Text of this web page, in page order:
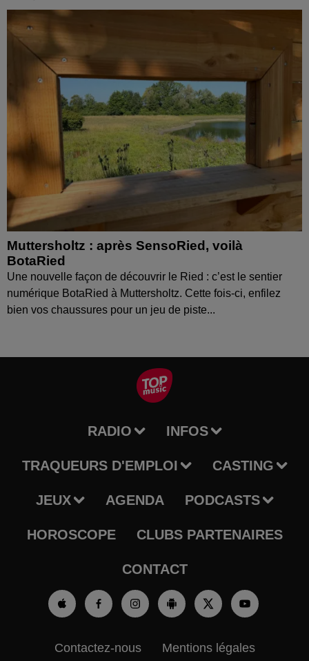
Muttersholtz : après SensoRied, voilà
BotaRied
Une nouvelle façon de découvrir le Ried : c’est le sentier
numérique BotaRied à Muttersholtz. Cette fois-ci, enfilez
bien vos chaussures pour un jeu de piste...
RADIO INFOS
TRAQUEURS D'EMPLOI CASTING
JEUX AGENDA PODCASTS
HOROSCOPE CLUBS PARTENAIRES
CONTACT
Contactez-nous Mentions légales